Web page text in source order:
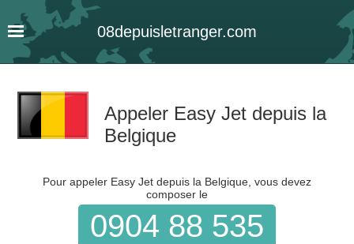
08depuisletranger.com
Appeler Easy Jet depuis la
Belgique
Pour appeler Easy Jet depuis la Belgique, vous devez
composer le
0904 88 535